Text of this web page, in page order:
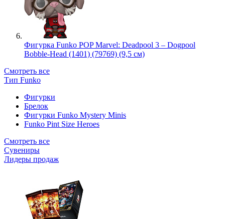
Фигурка Funko POP Marvel: Deadpool 3 – Dogpool
Bobble-Head (1401) (79769) (9,5 см)
Смотреть все
Тип Funko
Фигурки
Брелок
Фигурки Funko Mystery Minis
Funko Pint Size Heroes
Смотреть все
Сувениры
Лидеры продаж